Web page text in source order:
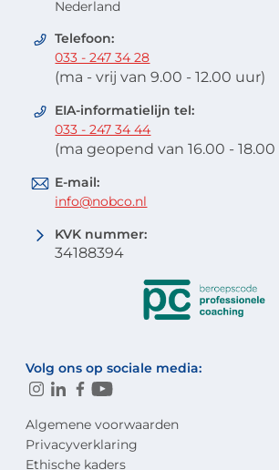
Nederland
Telefoon:
033 - 247 34 28
(ma - vrij van 9.00 - 12.00 uur)
EIA-informatielijn tel:
033 - 247 34 44
(ma geopend van 16.00 -
E-mail:
info@nobco.nl
KVK nummer:
34188394
Volg ons op sociale media:
Algemene voorwaarden
Privacyverklaring
Ethische kaders